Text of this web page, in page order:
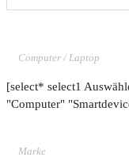
Computer / Laptop
[select* select1
"Computer"
Marke